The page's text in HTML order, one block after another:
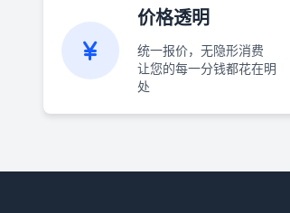
价格透明
统一报价，无隐形消费
让您的每一分钱都花在明
处